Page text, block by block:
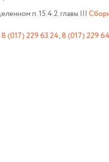
п. 15.4.2. главы III
8 (017) 229 63 24,8 (017) 229